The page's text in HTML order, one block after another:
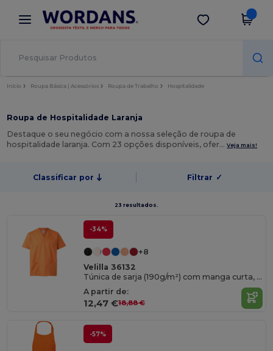
× App Wordans
Melhores preços na app!
Obter app
Início Roupa Básica | Acessórios Roupa de Trabalho Hospitalidade
Roupa de Hospitalidade Laranja
Destaque o seu negócio com a nossa seleção de roupa de
hospitalidade laranja. Com 23 opções disponíveis, ofer…Veja mais!
Classificar por Filtrar ✓
23 resultados.
-34%
+8
Velilla 36132
Túnica de sarja (190g/m²) com manga curta, em poliéster (65%) e algodão (35%)
A partir de:
12,47 €18,88 €
-57%